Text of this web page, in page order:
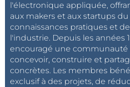
l'électronique appliquée,
aux makers et aux startups
connaissances pratiques et
l'industrie. Depuis les années
encouragé une communauté
concevoir, construire et
concrètes. Les membres
exclusif à des projets, de